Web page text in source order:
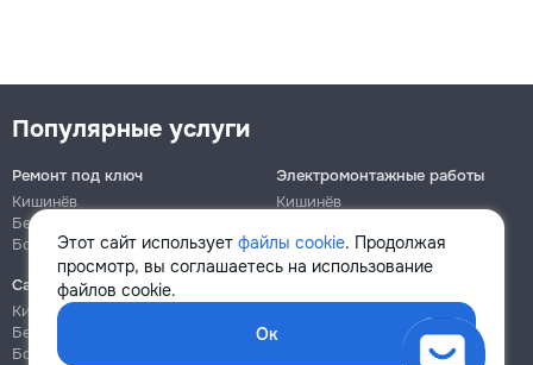
Этот сайт использует файлы cookie. Продолжая
просмотр, вы соглашаетесь на использование
файлов cookie.
Ок
Популярные услуги
Ремонт под ключ
Кишинёв
Бельцы
Ботаника
Электромонтажные работы
Кишинёв
Ботаника
Сантехнические работы
Кишинёв
Бельцы
Ботаника
Бельцы